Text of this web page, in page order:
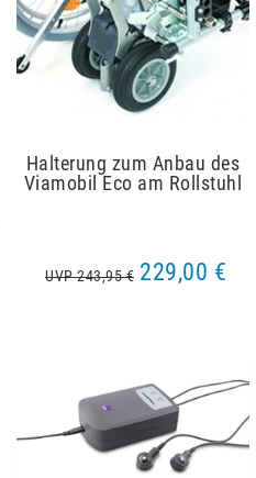
Halterung zum Anbau des
Viamobil Eco am Rollstuhl
UVP 243,95 € 229,00 €